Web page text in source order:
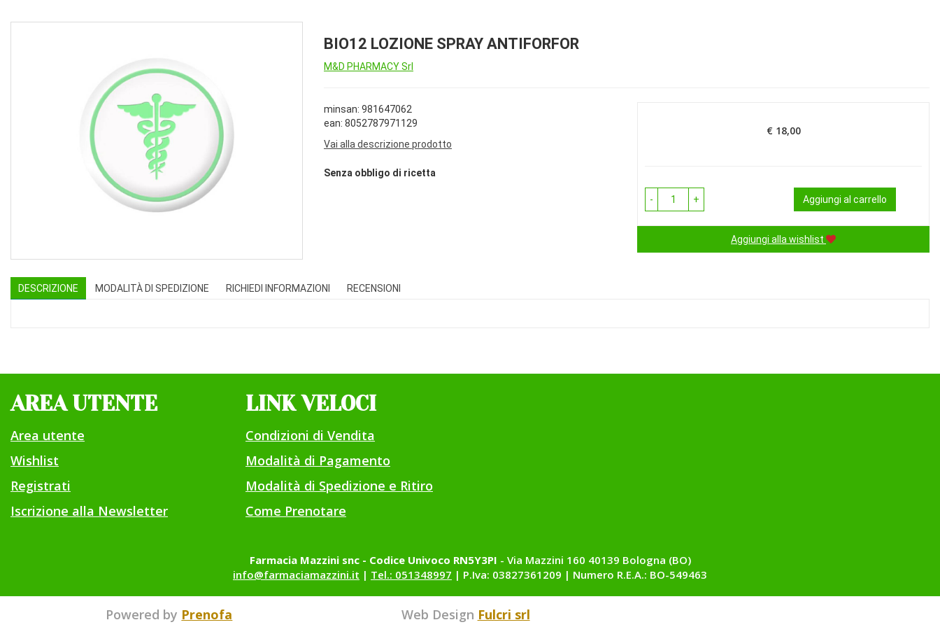
BIO12 LOZIONE SPRAY ANTIFORFOR
M&D PHARMACY Srl
minsan: 981647062
ean: 8052787971129
Vai alla descrizione prodotto
Senza obbligo di ricetta
Prezzo
€ 18,00
- + Aggiungi al carrello
Aggiungi alla wishlist
DESCRIZIONE MODALITÀ DI SPEDIZIONE RICHIEDI INFORMAZIONI RECENSIONI
AREA UTENTE
Area utente
Wishlist
Registrati
Iscrizione alla Newsletter
LINK VELOCI
Condizioni di Vendita
Modalità di Pagamento
Modalità di Spedizione e Ritiro
Come Prenotare
Farmacia Mazzini snc - Codice Univoco RN5Y3PI - Via Mazzini 160 40139 Bologna (BO)
info@farmaciamazzini.it | Tel.: 051348997 | P.Iva: 03827361209 | Numero R.E.A.: BO-549463
Powered by Prenofa Web Design Fulcri srl